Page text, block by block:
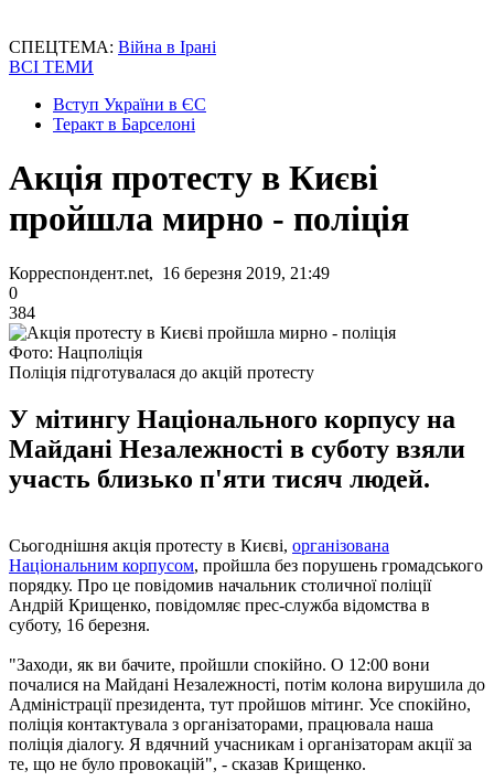
СПЕЦТЕМА: Війна в Ірані
ВСІ ТЕМИ
Вступ України в ЄС
Теракт в Барселоні
Акція протесту в Києві
пройшла мирно - поліція
Корреспондент.net, 16 березня 2019, 21:49
0
384
Фото: Нацполіція
Поліція підготувалася до акцій протесту
У мітингу Національного корпусу на
Майдані Незалежності в суботу взяли
участь близько п'яти тисяч людей.
Сьогоднішня акція протесту в Києві, організована
Національним корпусом, пройшла без порушень громадського
порядку. Про це повідомив начальник столичної поліції
Андрій Крищенко, повідомляє прес-служба відомства в
суботу, 16 березня.
"Заходи, як ви бачите, пройшли спокійно. О 12:00 вони
почалися на Майдані Незалежності, потім колона вирушила до
Адміністрації президента, тут пройшов мітинг. Усе спокійно,
поліція контактувала з організаторами, працювала наша
поліція діалогу. Я вдячний учасникам і організаторам акції за
те, що не було провокацій", - сказав Крищенко.